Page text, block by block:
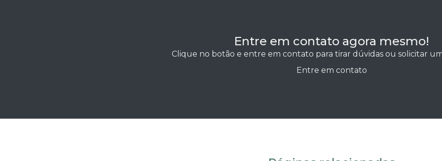
Entre em contato agora mesmo!
Clique no botão e entre em contato para tirar dúvidas ou solicitar
Entre em contato